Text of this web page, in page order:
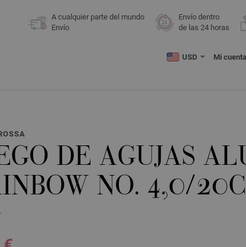
A cualquier parte del mundo
Envío
Envío dentro
de las 24 horas
USD Mi cuenta
DE AGUJAS
NO. 4,0/